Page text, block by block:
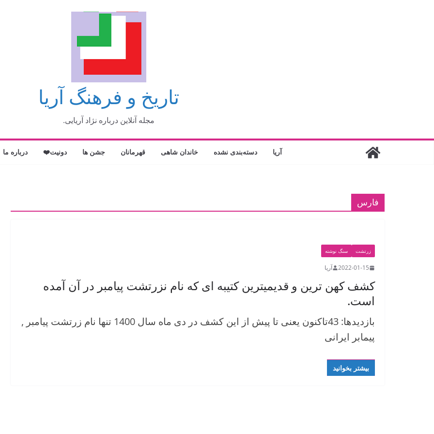
تاریخ و فرهنگ آریا
مجله آنلاین درباره نژاد آریایی.
آریا دسته‌بندی نشده خاندان شاهی قهرمانان جشن ها دونیت❤️ درباره ما
فارس
زرتشت سنگ نوشته
2022-01-15 آریا
کشف کهن ترین و قدیمیترین کتیبه ای که نام نزرتشت پیامبر در آن آمده
است.
بازدیدها: 43تاکنون یعنی تا پیش از این کشف در دی ماه سال 1400 تنها نام زرتشت پیامبر ,
پیمابر ایرانی
بیشتر بخوانید